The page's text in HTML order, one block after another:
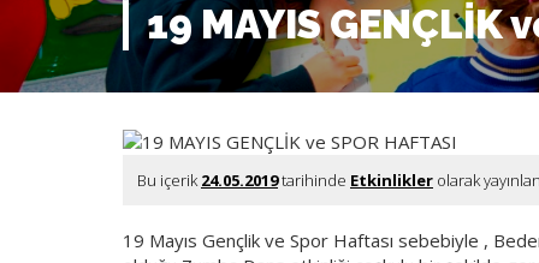
19 MAYIS GENÇLİK
Bu içerik24.05.2019tarihinde Etkinlikler olarak
19 Mayıs Gençlik ve Spor Haftası sebebiyle ,